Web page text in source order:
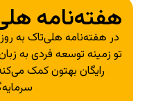
هفته‌نامه
در هفته‌نامه هلی‌تاک به
تو زمینه توسعه فردی به
رایگان بهتون کمک